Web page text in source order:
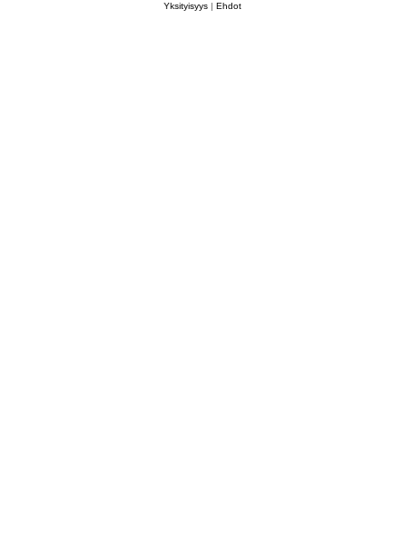
Yksityisyys | Ehdot